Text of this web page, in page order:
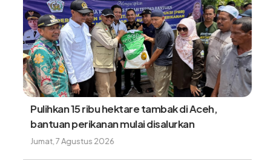
Pulihkan 15 ribu hektare tambak di Aceh,
bantuan perikanan mulai disalurkan
Jumat, 7 Agustus 2026